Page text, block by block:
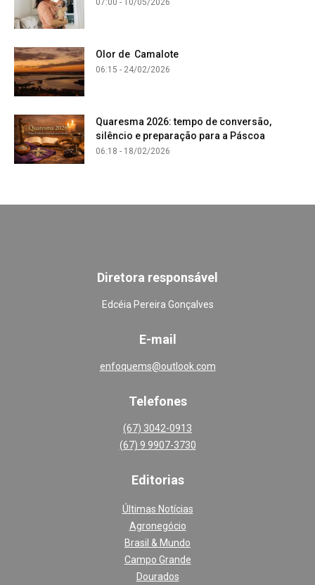
07:00 - 10/05/2026
Olor de Camalote
06:15 - 24/02/2026
Quaresma 2026: tempo de conversão,
silêncio e preparação para a Páscoa
06:18 - 18/02/2026
Diretora responsável
Edcéia Pereira Gonçalves
E-mail
enfoquems@outlook.com
Telefones
(67) 3042-0913
(67) 9 9907-3730
Editorias
Últimas Notícias
Agronegócio
Brasil & Mundo
Campo Grande
Dourados